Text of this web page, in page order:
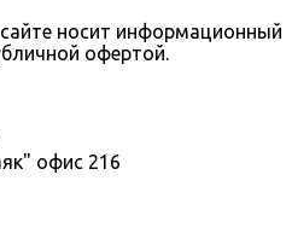
носит информационный
офертой.
офис 216